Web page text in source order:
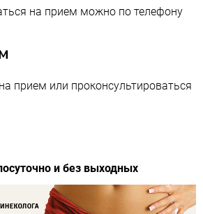
на прием можно по телефону
прием или проконсультироваться
и без выходных